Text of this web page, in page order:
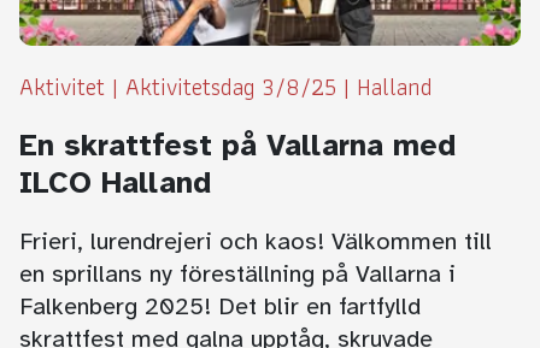
Aktivitet | Aktivitetsdag 3/8/25 | Halland
En skrattfest på Vallarna med
ILCO Halland
Frieri, lurendrejeri och kaos! Välkommen till
en sprillans ny föreställning på Vallarna i
Falkenberg 2025! Det blir en fartfylld
skrattfest med galna upptåg, skruvade